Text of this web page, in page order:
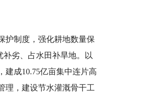
护制度，强化耕地数量保
补劣、占水田补旱地。以
成10.75亿亩集中连片高
理，建设节水灌溉骨干工